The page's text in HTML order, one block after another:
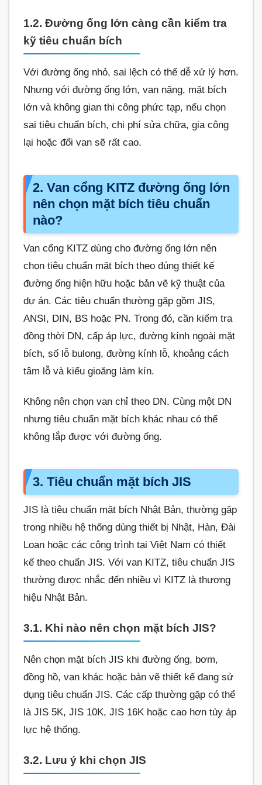
1.2. Đường ống lớn càng cần kiểm tra
kỹ tiêu chuẩn bích
Với đường ống nhỏ, sai lệch có thể dễ xử lý hơn.
Nhưng với đường ống lớn, van nặng, mặt bích
lớn và không gian thi công phức tạp, nếu chọn
sai tiêu chuẩn bích, chi phí sửa chữa, gia công
lại hoặc đổi van sẽ rất cao.
2. Van cổng KITZ đường ống lớn
nên chọn mặt bích tiêu chuẩn
nào?
Van cổng KITZ dùng cho đường ống lớn nên
chọn tiêu chuẩn mặt bích theo đúng thiết kế
đường ống hiện hữu hoặc bản vẽ kỹ thuật của
dự án. Các tiêu chuẩn thường gặp gồm JIS,
ANSI, DIN, BS hoặc PN. Trong đó, cần kiểm tra
đồng thời DN, cấp áp lực, đường kính ngoài mặt
bích, số lỗ bulong, đường kính lỗ, khoảng cách
tâm lỗ và kiểu gioăng làm kín.
Không nên chọn van chỉ theo DN. Cùng một DN
nhưng tiêu chuẩn mặt bích khác nhau có thể
không lắp được với đường ống.
3. Tiêu chuẩn mặt bích JIS
JIS là tiêu chuẩn mặt bích Nhật Bản, thường gặp
trong nhiều hệ thống dùng thiết bị Nhật, Hàn, Đài
Loan hoặc các công trình tại Việt Nam có thiết
kế theo chuẩn JIS. Với van KITZ, tiêu chuẩn JIS
thường được nhắc đến nhiều vì KITZ là thương
hiệu Nhật Bản.
3.1. Khi nào nên chọn mặt bích JIS?
Nên chọn mặt bích JIS khi đường ống, bơm,
đồng hồ, van khác hoặc bản vẽ thiết kế đang sử
dụng tiêu chuẩn JIS. Các cấp thường gặp có thể
là JIS 5K, JIS 10K, JIS 16K hoặc cao hơn tùy áp
lực hệ thống.
3.2. Lưu ý khi chọn JIS